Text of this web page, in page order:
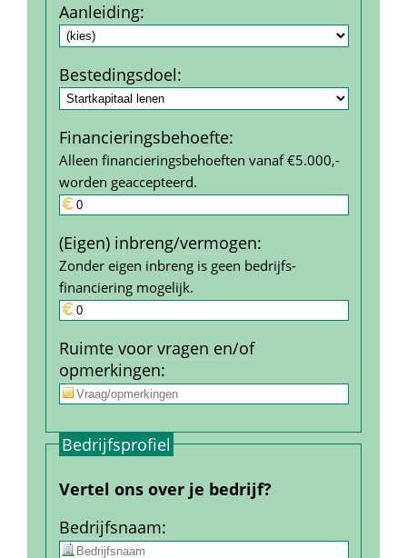
Aanleiding:
Bestedings­doel:
Financierings­behoefte:
Alleen financieringsbehoeften vanaf €5.000,-
worden geaccepteerd.
(Eigen) inbreng/vermogen:
Zonder eigen inbreng is geen bedrijfs­
financiering mogelijk.
Ruimte voor vragen en/of
opmerkingen:
Bedrijfs­profiel
Vertel ons over je bedrijf?
Bedrijfs­naam: